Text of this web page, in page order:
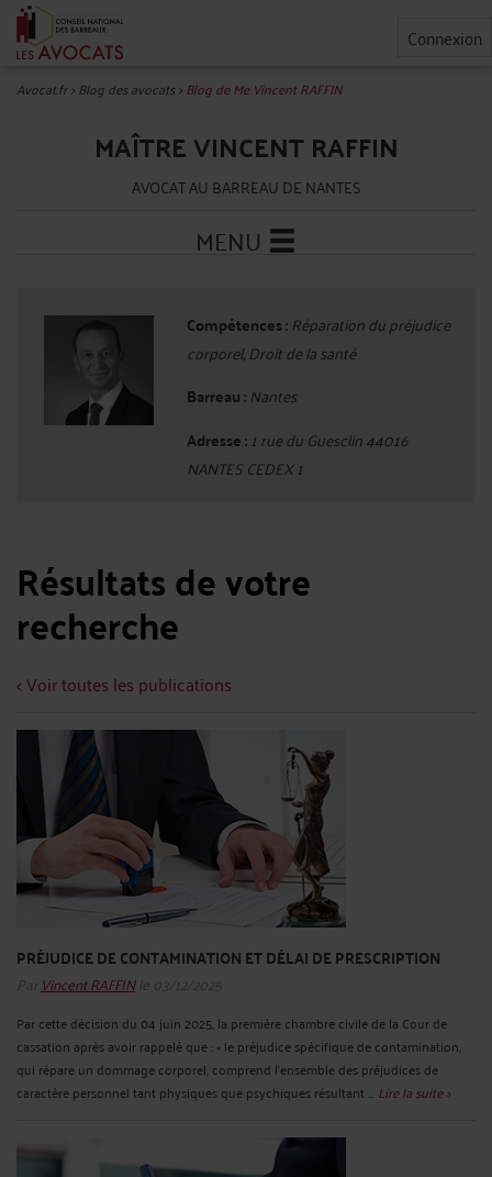
Connexion
Avocat.fr>Blog des avocats>Blog de Me Vincent RAFFIN
MAÎTRE VINCENT RAFFIN
AVOCAT AU BARREAU DE NANTES
MENU
Compétences : Réparation du préjudice
corporel, Droit de la santé
Barreau : Nantes
Adresse :1 rue du Guesclin 44016
NANTES CEDEX 1
Résultats de votre
recherche
< Voir toutes les publications
PRÉJUDICE DE CONTAMINATION ET DÉLAI DE PRESCRIPTION
Par Vincent RAFFINle 03/12/2025
Par cette décision du 04 juin 2025, la première chambre civile de la Cour de
cassation après avoir rappelé que : « le préjudice spécifique de contamination,
qui répare un dommage corporel, comprend l'ensemble des préjudices de
caractère personnel tant physiques que psychiques résultant ... Lire la suite >